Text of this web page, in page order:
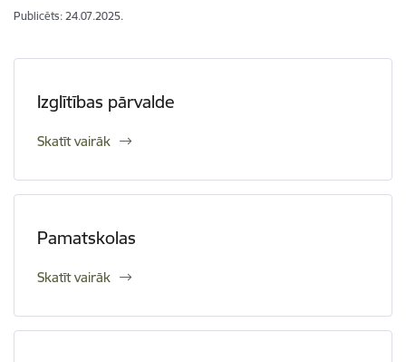
Publicēts: 24.07.2025.
Izglītības pārvalde
Skatīt vairāk
Pamatskolas
Skatīt vairāk